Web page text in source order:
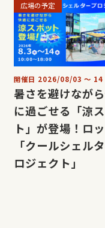
広場の予定
開催日 2026/08/03 〜 14
暑さを避けなが
に過ごせる「涼
ト」が登場！ロ
「クールシェル
ロジェクト」